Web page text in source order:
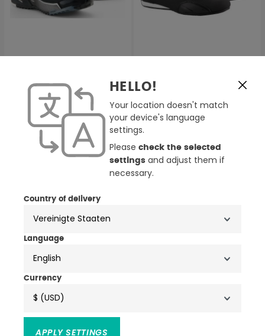
Alpinestars Stella CR-X
Drystar Damen
Motorradschuhe
161,46 €189,95 €
Alpinestars Stella Sektor
Damen Motorradschuhe
114,71 €134,95 €
Durchschnittliche
(12)
-15%
HELLO!
Your location doesn't match
your device's language
settings.
Please check the selected
settings and adjust them if
necessary.
Country of delivery
Language
English
Currency
$ (USD)
APPLY SETTINGS